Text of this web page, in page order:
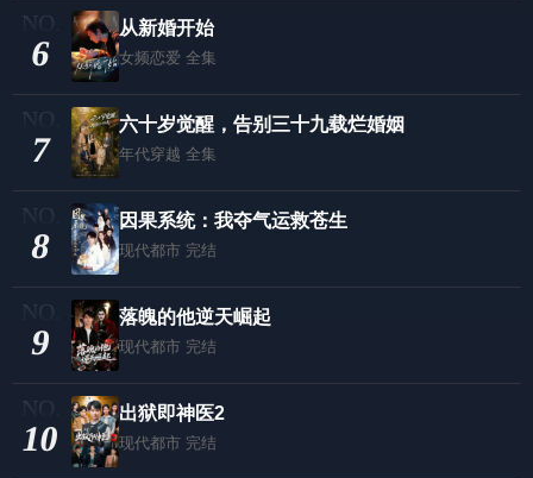
6
从新婚开始
女频恋爱 全集
7
六十岁觉醒，告别三十九载烂婚姻
年代穿越 全集
8
因果系统：我夺气运救苍生
现代都市 完结
9
落魄的他逆天崛起
现代都市 完结
10
出狱即神医2
现代都市 完结